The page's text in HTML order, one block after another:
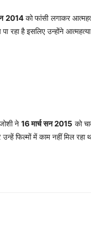
2014को फांसी लगाकर
रहा है इसलिए उन्होंने
ने 16 मार्च सन 2015 को
फिल्मों में काम नहीं मिल रहा